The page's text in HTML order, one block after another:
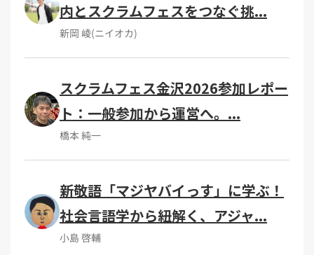
内とスクラムフェスをつなぐ挑...
新岡 崚(ニイオカ)
スクラムフェス金沢2026参加レポー
ト：一般参加から運営へ。...
橋本 純一
新敬語「マジヤバイっす」に学ぶ！
社会言語学から紐解く、アジャ...
小島 啓輔